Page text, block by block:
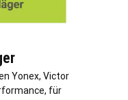
Yonex, Victor
für